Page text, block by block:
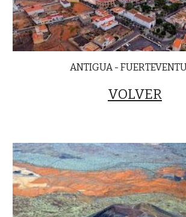
ANTIGUA -
VOLVER